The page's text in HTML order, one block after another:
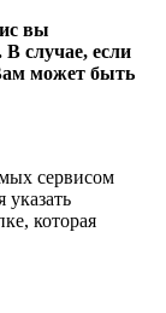
вы
случае, если
может быть
сервисом
которая